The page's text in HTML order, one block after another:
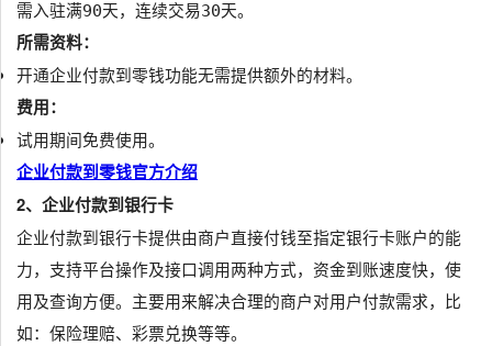
需入驻满90天，连续交易30天。
所需资料：
开通企业付款到零钱功能无需提供额外的材料。
费用：
试用期间免费使用。
企业付款到零钱官方介绍
2、企业付款到银行卡
企业付款到银行卡提供由商户直接付钱至指定银行卡账户的能
力，支持平台操作及接口调用两种方式，资金到账速度快，使
用及查询方便。主要用来解决合理的商户对用户付款需求，比
如：保险理赔、彩票兑换等等。
取消分享
文章二维码